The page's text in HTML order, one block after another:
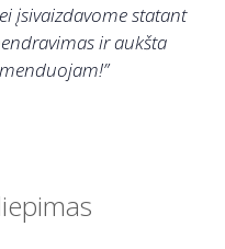
įsivaizdavome statant
ir aukšta